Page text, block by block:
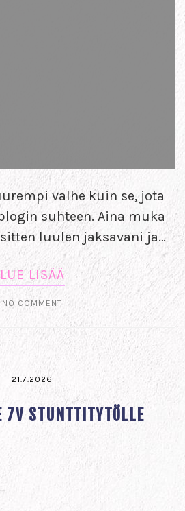
valhe kuin se, jota
suhteen. Aina muka
luulen jaksavani ja…
LUE LISÄÄ
NO COMMENT
21.7.2026
7V STUNTTITYTÖLLE